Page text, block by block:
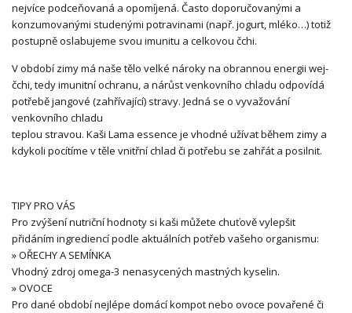
nejvíce podceňovaná a opomíjená. Často doporučovanými a
konzumovanými studenými potravinami (např. jogurt, mléko…) totiž
postupně oslabujeme svou imunitu a celkovou čchi.
V období zimy má naše tělo velké nároky na obrannou energii wej-
čchi, tedy imunitní ochranu, a nárůst venkovního chladu odpovídá
potřebě jangové (zahřívající) stravy. Jedná se o vyvažování
venkovního chladu
teplou stravou. Kaši Lama essence je vhodné užívat během zimy a
kdykoli pocítíme v těle vnitřní chlad či potřebu se zahřát a posilnit.
TIPY PRO VÁS
Pro zvýšení nutriční hodnoty si kaši můžete chuťově vylepšit
přidáním ingrediencí podle aktuálních potřeb vašeho organismu:
» OŘECHY A SEMÍNKA
Vhodný zdroj omega-3 nenasycených mastných kyselin.
» OVOCE
Pro dané období nejlépe domácí kompot nebo ovoce povařené či